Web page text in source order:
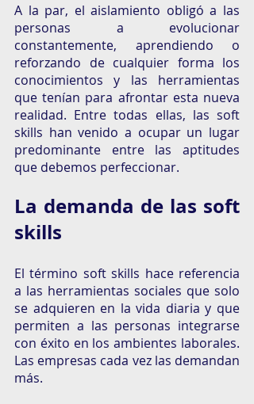
A la par, el aislamiento obligó a las
personas a evolucionar
constantemente, aprendiendo o
reforzando de cualquier forma los
conocimientos y las herramientas
que tenían para afrontar esta nueva
realidad. Entre todas ellas, las soft
skills han venido a ocupar un lugar
predominante entre las aptitudes
que debemos perfeccionar.
La demanda de las soft
skills
El término soft skills hace referencia
a las herramientas sociales que solo
se adquieren en la vida diaria y que
permiten a las personas integrarse
con éxito en los ambientes laborales.
Las empresas cada vez las demandan
más.